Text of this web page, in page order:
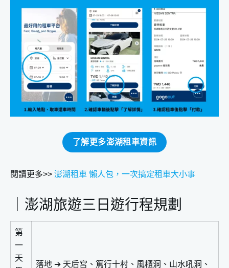
了解更多澎湖租車資訊
閱讀更多>> 澎湖租車 懶人包，一次搞定租車大小事
｜澎湖旅遊三日遊行程規劃
第
一
天
落地 ➔ 天后宮、篤行十村、風櫃洞、山水吼洞、